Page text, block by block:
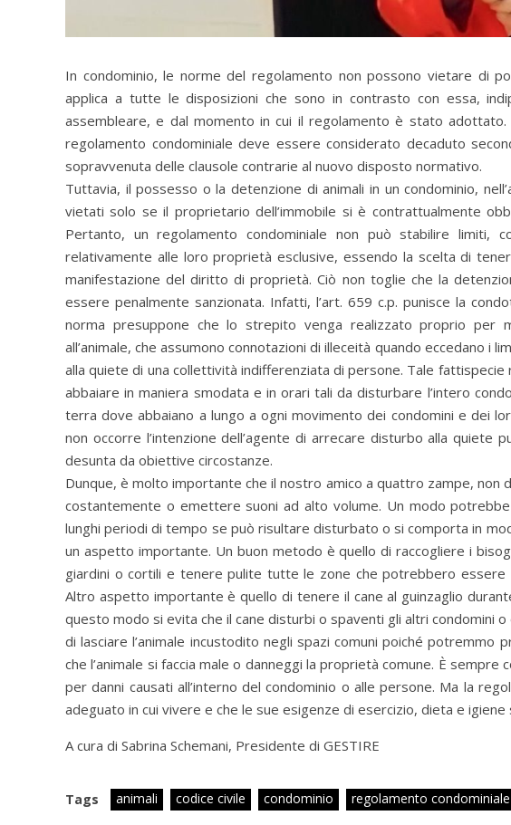
In condominio, le norme del regolamento non possono vietare di
applica a tutte le disposizioni che sono in contrasto con essa,
assembleare, e dal momento in cui il regolamento è stato
regolamento condominiale deve essere considerato decaduto
sopravvenuta delle clausole contrarie al nuovo disposto normativo.
Tuttavia, il possesso o la detenzione di animali in un condominio,
vietati solo se il proprietario dell’immobile si è contrattualmente
Pertanto, un regolamento condominiale non può stabilire limiti,
relativamente alle loro proprietà esclusive, essendo la scelta di
manifestazione del diritto di proprietà. Ciò non toglie che la
essere penalmente sanzionata. Infatti, l’art. 659 c.p. punisce la
norma presuppone che lo strepito venga realizzato proprio per
all’animale, che assumono connotazioni di illeceità quando eccedano
alla quiete di una collettività indifferenziata di persone. Tale
abbaiare in maniera smodata e in orari tali da disturbare l’intero
terra dove abbaiano a lungo a ogni movimento dei condomini e dei
non occorre l’intenzione dell’agente di arrecare disturbo alla quiete
desunta da obiettive circostanze.
Dunque, è molto importante che il nostro amico a quattro zampe, non
costantemente o emettere suoni ad alto volume. Un modo
lunghi periodi di tempo se può risultare disturbato o si comporta in
un aspetto importante. Un buon metodo è quello di raccogliere i
giardini o cortili e tenere pulite tutte le zone che potrebbero essere
Altro aspetto importante è quello di tenere il cane al guinzaglio
questo modo si evita che il cane disturbi o spaventi gli altri condomini
di lasciare l’animale incustodito negli spazi comuni poiché potremmo
che l’animale si faccia male o danneggi la proprietà comune. È
per danni causati all’interno del condominio o alle persone. Ma la
adeguato in cui vivere e che le sue esigenze di esercizio, dieta e
A cura di Sabrina Schemani, Presidente di GESTIRE
Tags animali codice civile condominio regolamento condominiale